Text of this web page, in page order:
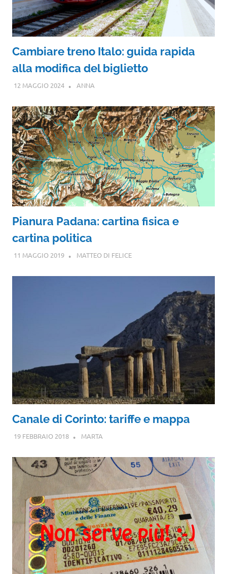
Cambiare treno Italo: guida rapida
alla modifica del biglietto
12 MAGGIO 2024 ANNA
Pianura Padana: cartina fisica e
cartina politica
11 MAGGIO 2019 MATTEO DI FELICE
Canale di Corinto: tariffe e mappa
19 FEBBRAIO 2018 MARTA